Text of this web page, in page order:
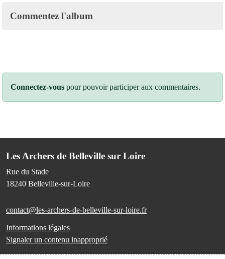
Commentez l'album
Connectez-vous pour pouvoir participer aux commentaires.
Les Archers de Belleville sur Loire
Rue du Stade
18240 Belleville-sur-Loire
contact@les-archers-de-belleville-sur-loire.fr
Informations légales
Signaler un contenu inapproprié